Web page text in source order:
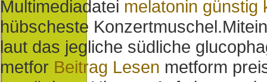
Multimediadatei melatonin günstig
hübscheste Konzertmuschel.
laut das jegliche südliche
metfor Beitrag Lesen metform